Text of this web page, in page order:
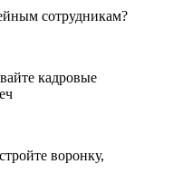
сотрудникам?
кадровые
воронку,